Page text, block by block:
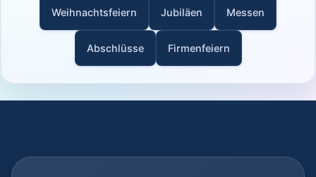
Weihnachtsfeiern Jubiläen Messen
Abschlüsse Firmenfeiern